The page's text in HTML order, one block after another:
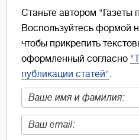
Станьте автором "Газеты
Воспользуйтесь формой
чтобы прикрепить
оформленный согласно
публикации статей"